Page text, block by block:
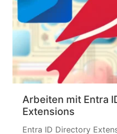
Arbeiten mit Entra
Extensions
Entra ID Directory